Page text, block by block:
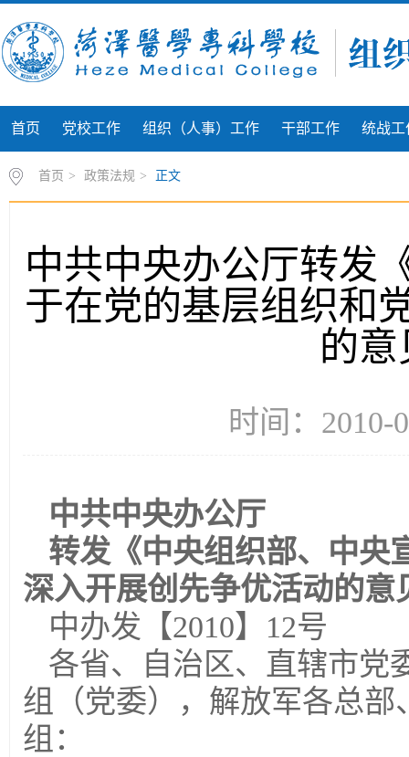
首页 党校工作 组织（人事）工作 干部工作 统战工
首页 > 政策法规 > 正文
中共中央办公厅转发
于在党的基层组织和
的
时间：
中共中央办公厅
转发《中央组织部、中央
深入开展创先争优活动的意
中办发【2010】12号
各省、自治区、直辖市党
组（党委），解放军各总
组：